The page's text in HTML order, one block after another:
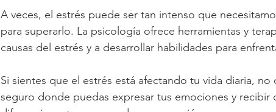
A veces, el estrés puede ser tan intenso que
para superarlo. La psicología ofrece herramientas y
causas del estrés y a desarrollar habilidades para
Si sientes que el estrés está afectando tu vida diaria,
seguro donde puedas expresar tus emociones y recibir